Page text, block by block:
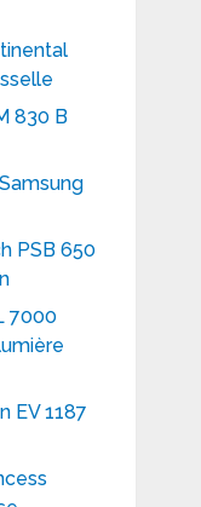
830 B
PSB 650
7000
EV 1187